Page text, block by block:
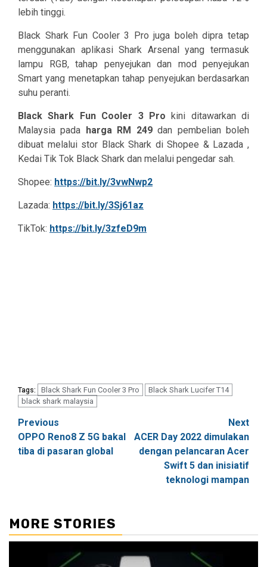
lebih tinggi.
Black Shark Fun Cooler 3 Pro juga boleh dipra tetap
menggunakan aplikasi Shark Arsenal yang termasuk
lampu RGB, tahap penyejukan dan mod penyejukan
Smart yang menetapkan tahap penyejukan berdasarkan
suhu peranti.
Black Shark Fun Cooler 3 Pro kini ditawarkan di
Malaysia pada harga RM 249dan pembelian boleh
dibuat melalui stor Black Shark di Shopee & Lazada ,
Kedai Tik Tok Black Shark dan melalui pengedar sah.
Shopee: https://bit.ly/3vwNwp2
Lazada: https://bit.ly/3Sj61az
TikTok: https://bit.ly/3zfeD9m
Tags: Black Shark Fun Cooler 3 Pro
Black Shark Lucifer T14
black shark malaysia
Post
navigation
Previous
OPPO Reno8 Z 5G bakal
tiba di pasaran global
Next
ACER Day 2022 dimulakan
dengan pelancaran Acer
Swift 5 dan inisiatif
teknologi mampan
MORE STORIES